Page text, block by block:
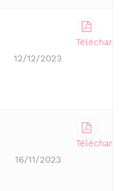
12/12/2023
16/11/2023